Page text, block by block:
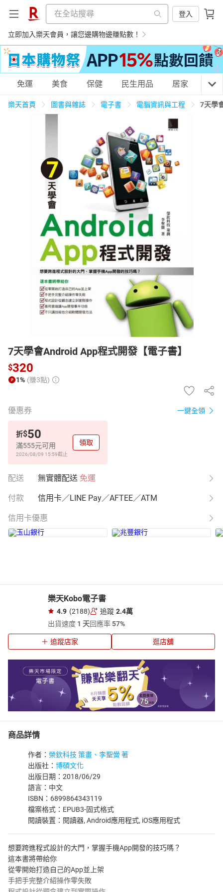
登入
立即加入樂天會員，讓您邊購物邊賺點數！
購物網分類
養生保健 民生用品
居家生活 3C家電 運動休閒
化妝保養
日本購物 電子/紙本書
HOT
免運 美食 保健 民生用品 居家 3C
樂天首頁 圖書與雜誌 電子書 電腦資訊與工程 7天學
7天學會Android App程式開發【電子書】
$320
1% (賺3點)
優惠券 一鍵全領
折$50
滿555元可用
2026/08/09 15:59截止
領取
配送 無實體配送 免運
付款 信用卡／LINE Pay／AFTEE／ATM
信用卡優惠
樂天Kobo電子書
4.9 (2188) 追蹤 2.4萬
出貨速度 1 天回應率57%
追蹤店家 逛店舖
商品詳情
作者： 榮欽科技 策畫、李聖黌 著
出版社： 博碩文化
出版日期：2018/06/29
語言：中文
ISBN：6899864343119
檔案格式：EPUB3-固式格式
閱讀裝置：閱讀器, Android應用程式, iOS應用程式
想要跨進程式設計的大門，掌握手機App開發的技巧嗎？
這本書將帶給你
從零開始打造自己的App並上架
手把手完整介紹操作零失敗